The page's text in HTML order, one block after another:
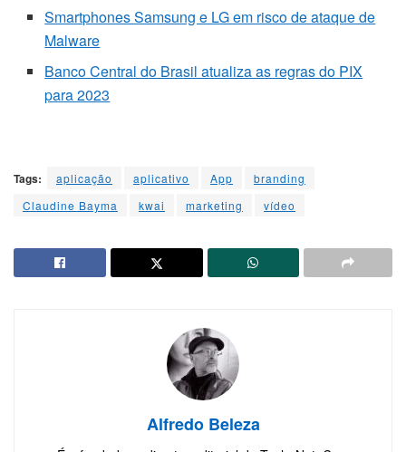
Smartphones Samsung e LG em risco de ataque de
Malware
Banco Central do Brasil atualiza as regras do PIX
para 2023
Tags: aplicação aplicativo App
branding
Claudine Bayma
kwai marketing vídeo
Alfredo Beleza